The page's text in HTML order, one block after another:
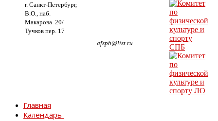
г. Санкт-Петербург,
В.О., наб.
Макарова 20/
Тучков пер. 17
afspb@list.ru
Главная
Календарь